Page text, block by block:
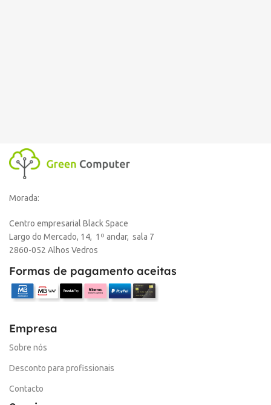
Morada:
Centro empresarial Black Space
Largo do Mercado, 14, 1º andar, sala 7
2860-052 Alhos Vedros
Formas de pagamento aceitas
Empresa
Sobre nós
Desconto para profissionais
Contacto